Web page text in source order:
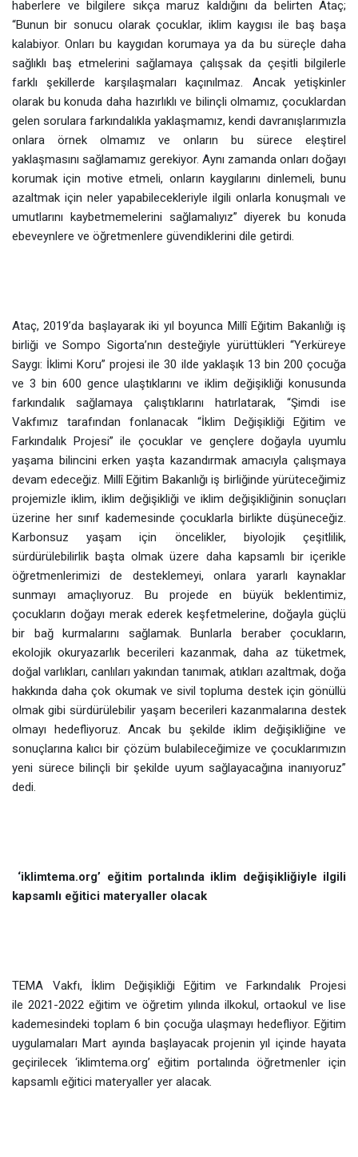
haberlere ve bilgilere sıkça maruz kaldığını da belirten Ataç;
“Bunun bir sonucu olarak çocuklar, iklim kaygısı ile baş başa
kalabiyor. Onları bu kaygıdan korumaya ya da bu süreçle daha
sağlıklı baş etmelerini sağlamaya çalışsak da çeşitli bilgilerle
farklı şekillerde karşılaşmaları kaçınılmaz. Ancak yetişkinler
olarak bu konuda daha hazırlıklı ve bilinçli olmamız, çocuklardan
gelen sorulara farkındalıkla yaklaşmamız, kendi davranışlarımızla
onlara örnek olmamız ve onların bu sürece eleştirel
yaklaşmasını sağlamamız gerekiyor. Aynı zamanda onları doğayı
korumak için motive etmeli, onların kaygılarını dinlemeli, bunu
azaltmak için neler yapabilecekleriyle ilgili onlarla konuşmalı ve
umutlarını kaybetmemelerini sağlamalıyız” diyerek bu konuda
ebeveynlere ve öğretmenlere güvendiklerini dile getirdi.
Ataç, 2019’da başlayarak iki yıl boyunca Millî Eğitim Bakanlığı iş
birliği ve Sompo Sigorta’nın desteğiyle yürüttükleri “Yerküreye
Saygı: İklimi Koru” projesi ile 30 ilde yaklaşık 13 bin 200 çocuğa
ve 3 bin 600 gence ulaştıklarını ve iklim değişikliği konusunda
farkındalık sağlamaya çalıştıklarını hatırlatarak, “Şimdi ise
Vakfımız tarafından fonlanacak “İklim Değişikliği Eğitim ve
Farkındalık Projesi” ile çocuklar ve gençlere doğayla uyumlu
yaşama bilincini erken yaşta kazandırmak amacıyla çalışmaya
devam edeceğiz. Millî Eğitim Bakanlığı iş birliğinde yürüteceğimiz
projemizle iklim, iklim değişikliği ve iklim değişikliğinin sonuçları
üzerine her sınıf kademesinde çocuklarla birlikte düşüneceğiz.
Karbonsuz yaşam için öncelikler, biyolojik çeşitlilik,
sürdürülebilirlik başta olmak üzere daha kapsamlı bir içerikle
öğretmenlerimizi de desteklemeyi, onlara yararlı kaynaklar
sunmayı amaçlıyoruz. Bu projede en büyük beklentimiz,
çocukların doğayı merak ederek keşfetmelerine, doğayla güçlü
bir bağ kurmalarını sağlamak. Bunlarla beraber çocukların,
ekolojik okuryazarlık becerileri kazanmak, daha az tüketmek,
doğal varlıkları, canlıları yakından tanımak, atıkları azaltmak, doğa
hakkında daha çok okumak ve sivil topluma destek için gönüllü
olmak gibi sürdürülebilir yaşam becerileri kazanmalarına destek
olmayı hedefliyoruz. Ancak bu şekilde iklim değişikliğine ve
sonuçlarına kalıcı bir çözüm bulabileceğimize ve çocuklarımızın
yeni sürece bilinçli bir şekilde uyum sağlayacağına inanıyoruz”
dedi.
‘iklimtema.org’ eğitim portalında iklim değişikliğiyle ilgili
kapsamlı eğitici materyaller olacak
TEMA Vakfı, İklim Değişikliği Eğitim ve Farkındalık Projesi
ile 2021-2022 eğitim ve öğretim yılında ilkokul, ortaokul ve lise
kademesindeki toplam 6 bin çocuğa ulaşmayı hedefliyor. Eğitim
uygulamaları Mart ayında başlayacak projenin yıl içinde hayata
geçirilecek ‘iklimtema.org’ eğitim portalında öğretmenler için
kapsamlı eğitici materyaller yer alacak.